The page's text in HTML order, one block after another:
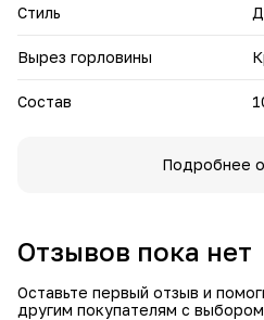
Стиль
Вырез горловины
Состав
Подробнее
Отзывов пока нет
Оставьте первый отзыв и
другим покупателям с